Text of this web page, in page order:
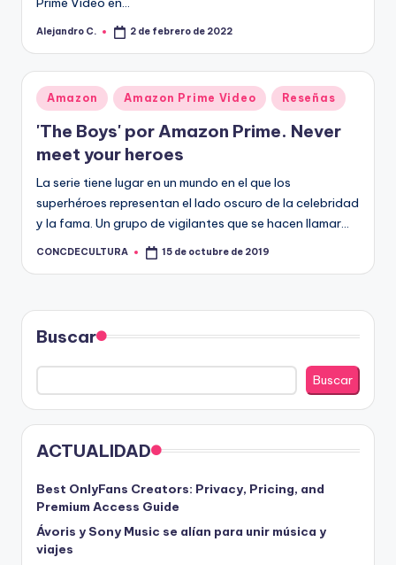
Publicado
Alejandro C. 2 de febrero de 2022
Publicado
en
Amazon Amazon Prime Video Reseñas
'The Boys' por Amazon Prime. Never
meet your heroes
La serie tiene lugar en un mundo en el que los
superhéroes representan el lado oscuro de la celebridad
y la fama. Un grupo de vigilantes que se hacen llamar…
Publicado
CONCDECULTURA 15 de octubre de 2019
Buscar
Buscar
ACTUALIDAD
Best OnlyFans Creators: Privacy, Pricing, and
Premium Access Guide
Ávoris y Sony Music se alían para unir música y
viajes